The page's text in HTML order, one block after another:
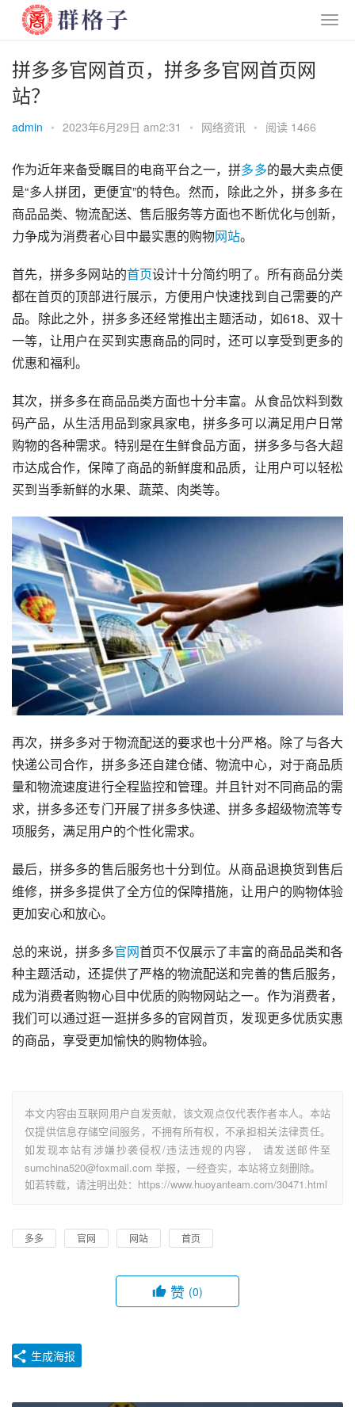
拼多多官网首页，拼多多官网首页网
站？
admin • 2023年6月29日 am2:31 • 网络资讯 • 阅读 1466
作为近年来备受瞩目的电商平台之一，拼多多的最大卖点便
是“多人拼团，更便宜”的特色。然而，除此之外，拼多多在
商品品类、物流配送、售后服务等方面也不断优化与创新，
力争成为消费者心目中最实惠的购物网站。
首先，拼多多网站的首页设计十分简约明了。所有商品分类
都在首页的顶部进行展示，方便用户快速找到自己需要的产
品。除此之外，拼多多还经常推出主题活动，如618、双十
一等，让用户在买到实惠商品的同时，还可以享受到更多的
优惠和福利。
其次，拼多多在商品品类方面也十分丰富。从食品饮料到数
码产品，从生活用品到家具家电，拼多多可以满足用户日常
购物的各种需求。特别是在生鲜食品方面，拼多多与各大超
市达成合作，保障了商品的新鲜度和品质，让用户可以轻松
买到当季新鲜的水果、蔬菜、肉类等。
再次，拼多多对于物流配送的要求也十分严格。除了与各大
快递公司合作，拼多多还自建仓储、物流中心，对于商品质
量和物流速度进行全程监控和管理。并且针对不同商品的需
求，拼多多还专门开展了拼多多快递、拼多多超级物流等专
项服务，满足用户的个性化需求。
最后，拼多多的售后服务也十分到位。从商品退换货到售后
维修，拼多多提供了全方位的保障措施，让用户的购物体验
更加安心和放心。
总的来说，拼多多官网首页不仅展示了丰富的商品品类和各
种主题活动，还提供了严格的物流配送和完善的售后服务，
成为消费者购物心目中优质的购物网站之一。作为消费者，
我们可以通过逛一逛拼多多的官网首页，发现更多优质实惠
的商品，享受更加愉快的购物体验。
本文内容由互联网用户自发贡献，该文观点仅代表作者本人。本站
仅提供信息存储空间服务，不拥有所有权，不承担相关法律责任。
如发现本站有涉嫌抄袭侵权/违法违规的内容， 请发送邮件至
sumchina520@foxmail.com 举报，一经查实，本站将立刻删除。
如若转载，请注明出处：https://www.huoyanteam.com/30471.html
多多 官网 网站 首页
赞 (0)
生成海报